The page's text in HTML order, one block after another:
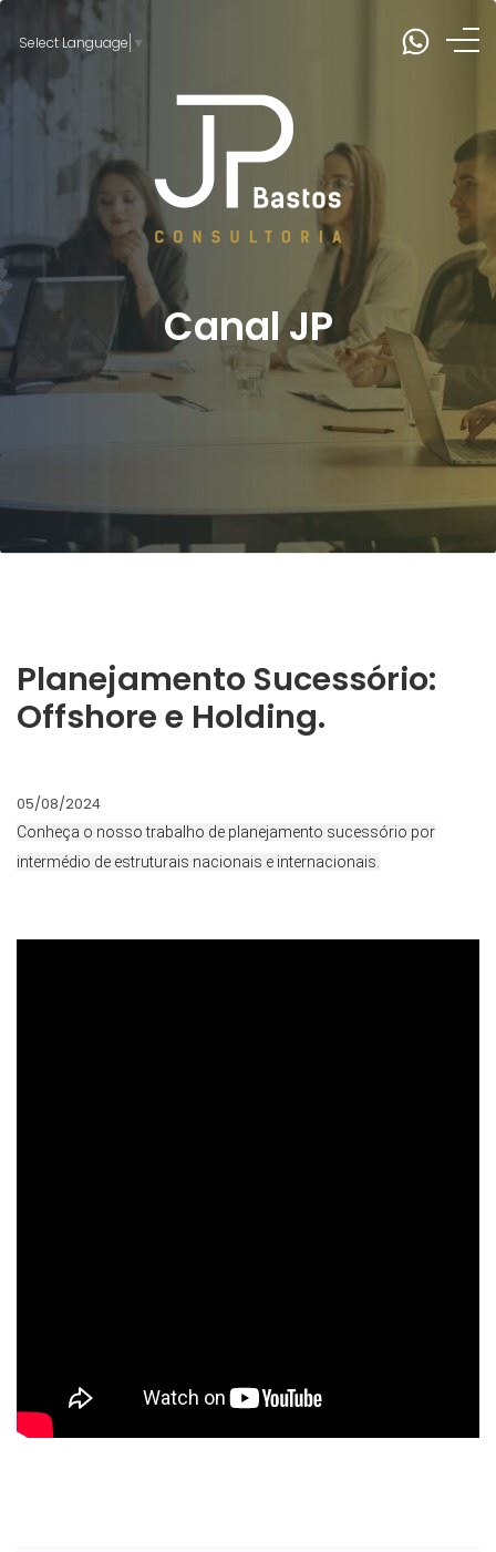
Select Language ▼
Canal JP
Planejamento Sucessório:
Offshore e Holding.
05/08/2024
Conheça o nosso trabalho de planejamento sucessório por
intermédio de estruturais nacionais e internacionais.